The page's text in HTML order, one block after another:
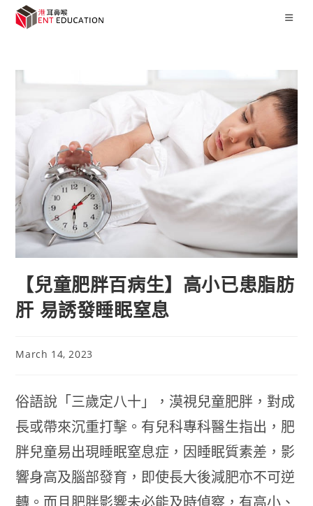
【兒童肥胖百病生】高小已患脂肪
肝 易誘發睡眠窒息
March 14, 2023
俗語說「三歲定八十」，漠視兒童肥胖，對成
長或帶來沉重打擊。有兒科專科醫生指出，肥
胖兒童易出現睡眠窒息症，因睡眠質素差，影
響身高及腦部發育，即使長大後減肥亦不可逆
轉。而且肥胖影響未必能及時偵察，有高小、